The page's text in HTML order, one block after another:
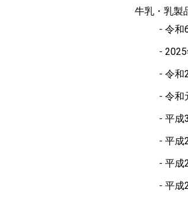
牛乳・乳製
令和
令和
令和
平成
平成
平成
平成